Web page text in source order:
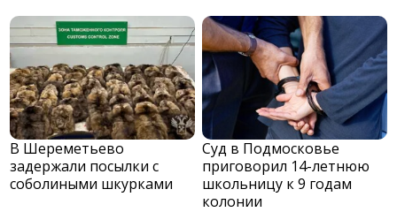
В Шереметьево
задержали посылки с
соболиными шкурками
Суд в Подмосковье
приговорил 14-летнюю
школьницу к 9 годам
колонии